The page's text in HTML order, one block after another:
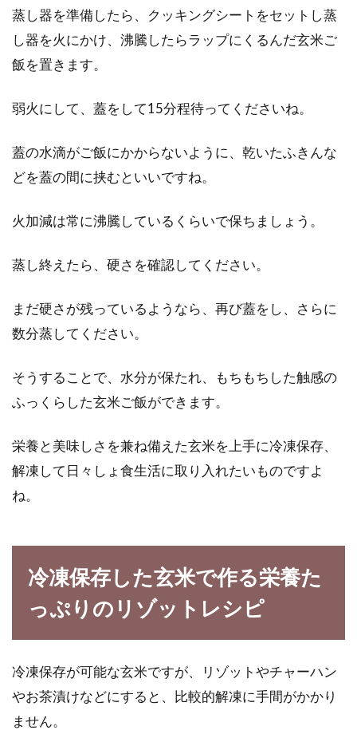
蒸し器を準備したら、クッキングシートをセットし蒸
し器を火にかけ、沸騰したらラップにくるんだ玄米ご
飯を置きます。
弱火にして、蓋をして15分程待ってくださいね。
蓋の水滴がご飯にかからないように、乾いたふきんな
どを蓋の間に挟むといいですね。
火加減は常に沸騰しているくらいで保ちましょう。
蒸し終えたら、硬さを確認してください。
まだ硬さが残っているようなら、再び蓋をし、さらに
数分蒸してください。
そうすることで、水分が保たれ、もちもちした触感の
ふっくらした玄米ご飯ができます。
栄養と美味しさを兼ね備えた玄米を上手に冷凍保存、
解凍して日々しょ食生活に取り入れたいものですよ
ね。
冷凍保存した玄米で作る栄養た
っぷりのリゾットレシピ
冷凍保存が可能な玄米ですが、リゾットやチャーハン
やお茶漬けなどにすると、比較的解凍に手間がかかり
ません。